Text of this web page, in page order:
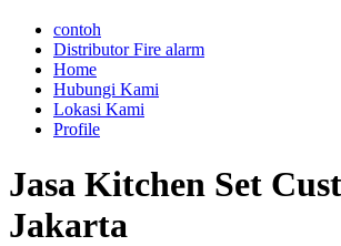
contoh
Distributor Fire alarm
Home
Hubungi Kami
Lokasi Kami
Profile
Jasa Kitchen Set
Jakarta